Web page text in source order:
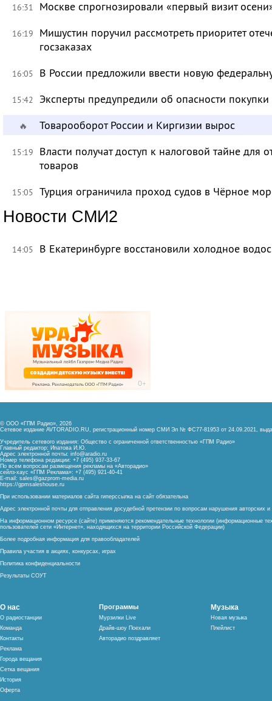
16:31 Москве спрогнозировали «первый визит
16:19
Мишустин поручил рассмотреть приоритет
госзаказах
16:05 В России предложили ввести новую
15:42 Эксперты предупредили об опасности
🔥 Товарооборот России и Киргизии вырос
15:19
Власти получат доступ к налоговой тайне для
товаров
15:05 Турция ограничила проход судов в Чёрное
Новости СМИ2
14:05 В Екатеринбурге восстановили холодное
© ООО «ГПМ Радио», 2026
Сетевое издание AVTORADIO.RU, регистрационный номер СМИ Эл № ФС77-81953 от 24.09.2021,
Учредитель сетевого издания: Общество с ограниченной ответственностью «ГПМ Радио»
Главный редактор: Ипатова И.Ю.
Адрес электронной почты: info@aradio.ru
Номер телефона редакции: +7 (495) 937-33-67
По всем вопросам размещения рекламы на «Авторадио»
сейлз-хаус «ГПМ Реклама»: +7 (495) 921-40-41
E-mail: sales@gazprom-media.ru
https://gpmsaleshouse.ru
При использовании материалов сайта гиперссылка на сайт обязательна
Адрес электронной почты для отправления досудебной претензии по вопросам нарушения авторских
На информационном ресурсе (сайте) применяются рекомендательные технологии (информационные
пользователей сети «Интернет», находящихся на территории Российской Федерации)
Более подробная информация для правообладателей
Правила участия в акциях, конкурсах, играх
Политика конфиденциальности
Результаты СОУТ
О нас
О радиостанции
Команда
Контакты
Реклама
Города вещания
Сетка вещания
История
Оферта
Программы
Мурзилки Live
Драйв-шоу Поехали
Авторадио поздравляет
Музыка
Новая музыка
Плейлист